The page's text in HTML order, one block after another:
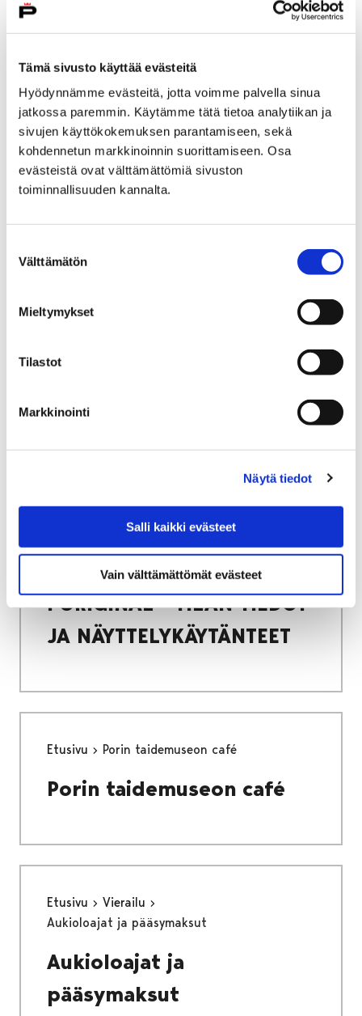
Tämä sivusto käyttää evästeitä
Hyödynnämme evästeitä, jotta voimme palvella sinua
jatkossa paremmin. Käytämme tätä tietoa analytiikan ja
sivujen käyttökokemuksen parantamiseen, sekä
kohdennetun markkinoinnin suorittamiseen. Osa
evästeistä ovat välttämättömiä sivuston
toiminnallisuuden kannalta.
valinta
Välttämätön
Mieltymykset
Tilastot
Markkinointi
Näytä tiedot
Salli kaikki evästeet
Vain välttämättömät evästeet
Etusivu
Kokoelmat
Arto Jurttilan kokoelma
Arto Jurttilan kokoelman lahjoitus Porin
kaupungille ja Porin taidemuseolle
Arto Jurttilan kokoelman
lahjoitus Porin kaupungille
ja Porin taidemuseolle
Etusivu
Kokouspalvelut
Poriginal-info
PORIGINAL – TILAN TIEDOT JA
PORIGINAL - TILAN TIEDOT
JA NÄYTTELYKÄYTÄNTEET
Etusivu Porin taidemuseon café
Porin taidemuseon café
Etusivu
Vierailu
Aukioloajat ja pääsymaksut
Aukioloajat ja
pääsymaksut